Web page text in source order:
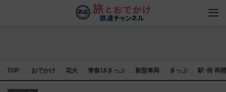
TOP おでかけ 花火 青春18きっぷ 新型車両 きっぷ 駅･街 再